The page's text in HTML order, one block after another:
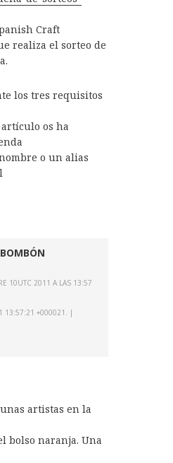
Craft
realiza el sorteo de
los tres requisitos
os ha
o un alias
10UTC 2011 A LAS 13:57
13:57:21 +000021.
artistas en la
bolso naranja. Una